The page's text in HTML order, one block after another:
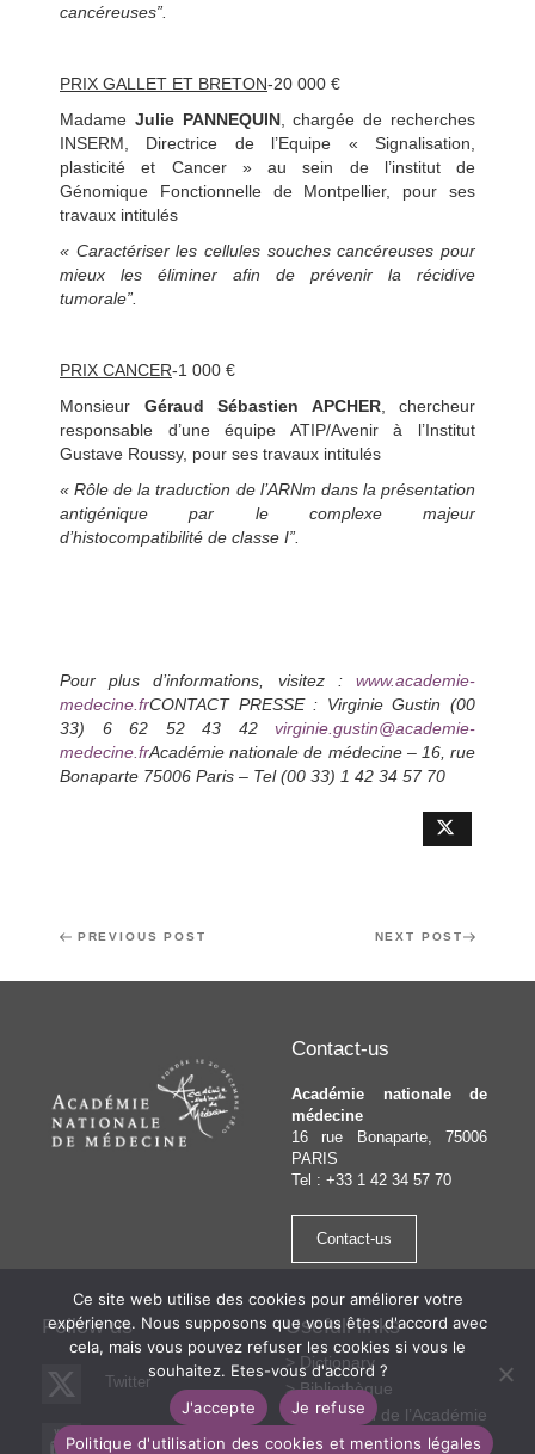
cancéreuses”.
PRIX GALLET ET BRETON-20 000 €
Madame Julie PANNEQUIN, chargée de recherches
INSERM, Directrice de l’Equipe « Signalisation,
plasticité et Cancer » au sein de l’institut de
Génomique Fonctionnelle de Montpellier, pour ses
travaux intitulés
« Caractériser les cellules souches cancéreuses pour
mieux les éliminer afin de prévenir la récidive
tumorale”.
PRIX CANCER-1 000 €
Monsieur Géraud Sébastien APCHER, chercheur
responsable d’une équipe ATIP/Avenir à l’Institut
Gustave Roussy, pour ses travaux intitulés
« Rôle de la traduction de l’ARNm dans la présentation
antigénique par le complexe majeur
d’histocompatibilité de classe I”.
Pour plus d’informations, visitez : www.academie-
medecine.frCONTACT PRESSE : Virginie Gustin (00
33) 6 62 52 43 42 virginie.gustin@academie-
medecine.frAcadémie nationale de médecine – 16, rue
Bonaparte 75006 Paris – Tel (00 33) 1 42 34 57 70
Post
Previous
PREVIOUS POST
Next
NEXT POST
Contact-us
Académie nationale de
médecine
16 rue Bonaparte, 75006
PARIS
Tel : +33 1 42 34 57 70
Contact-us
Follow us
Twitter
Youtube
Usefull links
Dictionary
Bibliothèque
Fondation de l’Académie
nationale de médecine
Ce site web utilise des cookies pour améliorer votre
expérience. Nous supposons que vous êtes d'accord avec
cela, mais vous pouvez refuser les cookies si vous le
souhaitez. Etes-vous d'accord ?
J'accepte
Je refuse
Politique d'utilisation des cookies et mentions légales